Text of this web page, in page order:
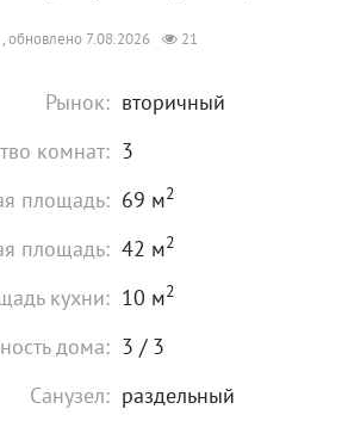
обновлено 7.08.2026 21
Рынок: вторичный
комнат: 3
площадь: 69 м2
площадь: 42 м2
кухни: 10 м2
дома: 3 / 3
Санузел: раздельный